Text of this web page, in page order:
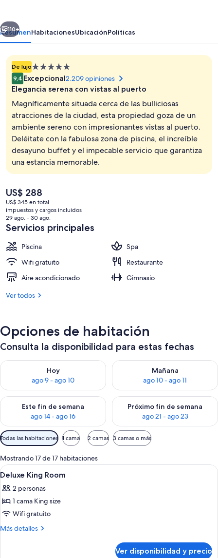
Exterior
Siguiente
110+
ResumenHabitacionesUbicaciónPolíticas
De lujoPropiedad
de
5.0
9,4 Excepcional2.209 opiniones
Elegancia serena con vistas al puerto
Magníficamente situada cerca de las bulliciosas
atracciones de la ciudad, esta propiedad goza de un
ambiente sereno con impresionantes vistas al puerto.
Deléitate con la fabulosa zona de piscina, el increíble
desayuno buffet y el impecable servicio que garantiza
una estancia memorable.
El
precio
actual
es
de
US$ 288
US$ 345 en total
impuestos y cargos incluidos
29 ago. - 30 ago.
Servicios principales
Piscina
Spa
Wifi gratuito
Restaurante
Aire acondicionado
Gimnasio
Ver todos
Opciones de habitación
Consulta la disponibilidad para estas fechas
Hoy
ago 9 - ago 10
Consulta la disponibilidad para hoy ago 9 - ago 10
Mañana
ago 10 - ago 11
Consulta la disponibilidad
Este fin de semana
ago 14 - ago 16
Consulta la disponibilidad para este fin de semana ago 14 -
Próximo fin de semana
ago 21 - ago 23
Consulta la disponibilidad
Filtros
disponibles
para
las
habitaciones
Todas las habitaciones 1 cama 2 camas 3 camas o más
Mostrando 17 de 17 habitaciones
Ver
todas
las
fotos
de
Deluxe
Ropa de cama de alta calidad y
1
Deluxe King Room
2 personas
1 cama King size
Wifi gratuito
Más detalles
Más
Ver disponibilidad y precio